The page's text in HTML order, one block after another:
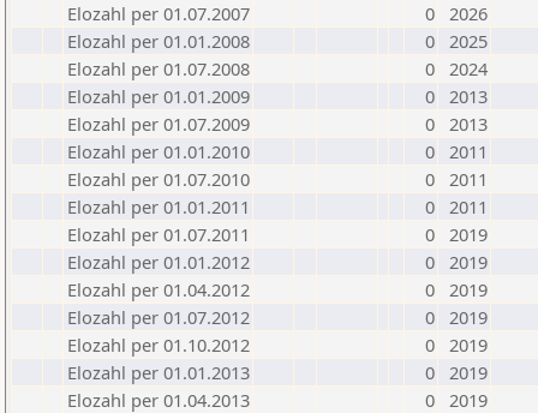
Elozahl per 01.07.2007
0 2026
Elozahl per 01.01.2008
0 2025
Elozahl per 01.07.2008
0 2024
Elozahl per 01.01.2009
0 2013
Elozahl per 01.07.2009
0 2013
Elozahl per 01.01.2010
0 2011
Elozahl per 01.07.2010
0 2011
Elozahl per 01.01.2011
0 2011
Elozahl per 01.07.2011
0 2019
Elozahl per 01.01.2012
0 2019
Elozahl per 01.04.2012
0 2019
Elozahl per 01.07.2012
0 2019
Elozahl per 01.10.2012
0 2019
Elozahl per 01.01.2013
0 2019
Elozahl per 01.04.2013
0 2019